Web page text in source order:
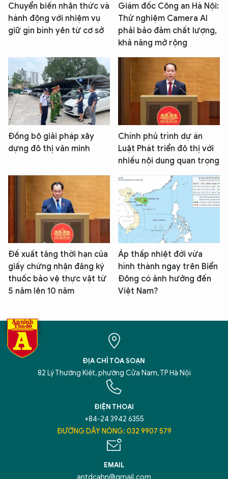
Chuyển biến nhận thức và
hành động với nhiệm vụ
giữ gìn bình yên từ cơ sở
Giám đốc Công an Hà Nội:
Thử nghiệm Camera AI
phải bảo đảm chất lượng,
khả năng mở rộng
Đồng bộ giải pháp xây
dựng đô thị văn minh
Chính phủ trình dự án
Luật Phát triển đô thị với
nhiều nội dung quan trọng
Đề xuất tăng thời hạn của
giấy chứng nhận đăng ký
thuốc bảo vệ thực vật từ
5 năm lên 10 năm
Áp thấp nhiệt đới vừa
hình thành ngay trên Biển
Đông có ảnh hưởng đến
Việt Nam?
ĐỊA CHỈ TÒA SOẠN
82 Lý Thường Kiệt, phường Cửa Nam, TP Hà Nội
ĐIỆN THOẠI
+84-24 3942 6355
ĐƯỜNG DÂY NÓNG: 032 9907 579
EMAIL